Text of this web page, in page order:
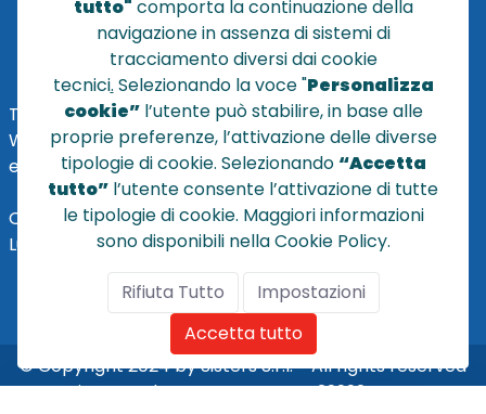
TEL
+39 051 320210
WHATSAPP:+39345 7201724
eMai
vendite@sistersbo.it
Orari Uffici:
Lun - Ven: 08:30 - 18:00
© Copyright 2024 by Sisters S.r.l. - All rights reserved
Sisters S.r.l. - R.I. BO - N. REA 429992 - PEC
tutto" comporta la continuazione della
navigazione in assenza di sistemi di
tracciamento diversi dai cookie
tecnici. Selezionando la voce "Personalizza
cookie”l’utente può stabilire, in base alle
proprie preferenze, l’attivazione delle diverse
tipologie di cookie. Selezionando “Accetta
tutto” l’utente consente l’attivazione di tutte
le tipologie di cookie. Maggiori informazioni
sono disponibili nella Cookie Policy.
Rifiuta Tutto
Impostazioni
Accetta tutto